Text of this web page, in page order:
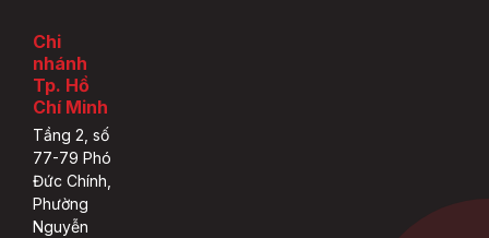
Chi
nhánh
Tp. Hồ
Chí Minh
Tầng 2, số
77-79 Phó
Đức Chính,
Phường
Nguyễn